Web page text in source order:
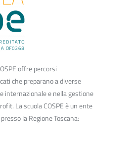
offre percorsi
che preparano a diverse
internazionale e nella gestione
La scuola COSPE è un ente
la Regione Toscana: